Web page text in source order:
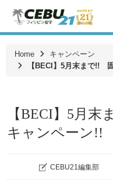
Home
キャンペーン
【BECI】5月末まで!!
【BECI】5月
キャンペーン!!
CEBU21編集部